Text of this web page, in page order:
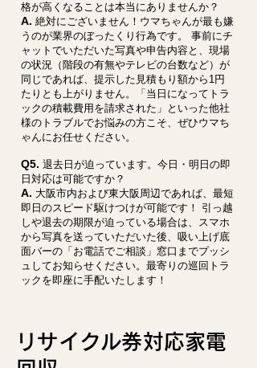
格が高くなることは本当にありませんか？
A. 絶対にございません！ウマちゃんが最も嫌
うのが業界のぼったくり行為です。 事前にチ
ャットでいただいた写真や申告内容と、現場
の状況（階段の有無やテレビの台数など）が
同じであれば、提示した見積もり額から1円
たりとも上がりません。「当日になってトラ
ックの積載費用を請求された」といった他社
様のトラブルでお悩みの方こそ、ぜひウマち
ゃんにお任せください。
Q5. 退去日が迫っています。今日・明日の即
日対応は可能ですか？
A. 大阪市内および東大阪周辺であれば、最短
即日のスピード駆けつけが可能です！ 引っ越
しや退去の期限が迫っている場合は、スマホ
から写真を送っていただいた後、吸い上げ底
面バーの「お電話でご相談」窓口までプッシ
ュしてお知らせください。最寄りの巡回トラ
ックを即座に手配いたします！
リサイクル券対応家電